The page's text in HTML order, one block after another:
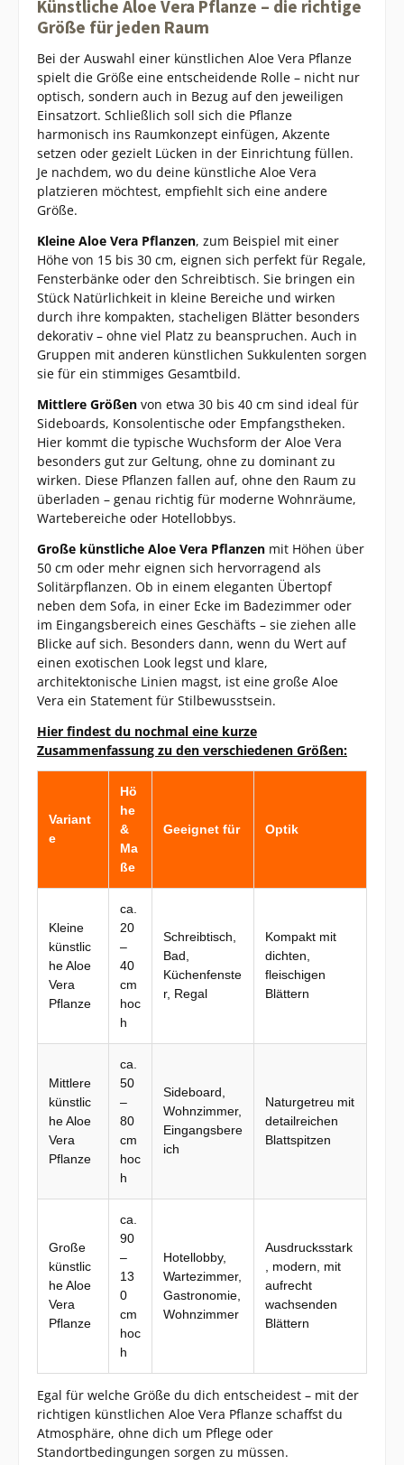
Künstliche Aloe Vera Pflanze – die richtige
Größe für jeden Raum
Bei der Auswahl einer künstlichen Aloe Vera Pflanze
spielt die Größe eine entscheidende Rolle – nicht nur
optisch, sondern auch in Bezug auf den jeweiligen
Einsatzort. Schließlich soll sich die Pflanze
harmonisch ins Raumkonzept einfügen, Akzente
setzen oder gezielt Lücken in der Einrichtung füllen.
Je nachdem, wo du deine künstliche Aloe Vera
platzieren möchtest, empfiehlt sich eine andere
Größe.
Kleine Aloe Vera Pflanzen, zum Beispiel mit einer
Höhe von 15 bis 30 cm, eignen sich perfekt für Regale,
Fensterbänke oder den Schreibtisch. Sie bringen ein
Stück Natürlichkeit in kleine Bereiche und wirken
durch ihre kompakten, stacheligen Blätter besonders
dekorativ – ohne viel Platz zu beanspruchen. Auch in
Gruppen mit anderen künstlichen Sukkulenten sorgen
sie für ein stimmiges Gesamtbild.
Mittlere Größen von etwa 30 bis 40 cm sind ideal für
Sideboards, Konsolentische oder Empfangstheken.
Hier kommt die typische Wuchsform der Aloe Vera
besonders gut zur Geltung, ohne zu dominant zu
wirken. Diese Pflanzen fallen auf, ohne den Raum zu
überladen – genau richtig für moderne Wohnräume,
Wartebereiche oder Hotellobbys.
Große künstliche Aloe Vera Pflanzen mit Höhen über
50 cm oder mehr eignen sich hervorragend als
Solitärpflanzen. Ob in einem eleganten Übertopf
neben dem Sofa, in einer Ecke im Badezimmer oder
im Eingangsbereich eines Geschäfts – sie ziehen alle
Blicke auf sich. Besonders dann, wenn du Wert auf
einen exotischen Look legst und klare,
architektonische Linien magst, ist eine große Aloe
Vera ein Statement für Stilbewusstsein.
Hier findest du nochmal eine kurze
Zusammenfassung zu den verschiedenen Größen:
Variant
e
Hö
he
&
Ma
ße
Geeignet für Optik
Kleine
künstlic
he Aloe
Vera
Pflanze
ca.
20
–
40
cm
hoc
h
Schreibtisch,
Bad,
Küchenfenste
r, Regal
Kompakt mit
dichten,
fleischigen
Blättern
Mittlere
künstlic
he Aloe
Vera
Pflanze
ca.
50
–
80
cm
hoc
h
Sideboard,
Wohnzimmer,
Eingangsbere
ich
Naturgetreu mit
detailreichen
Blattspitzen
Große
künstlic
he Aloe
Vera
Pflanze
ca.
90
–
13
0
cm
hoc
h
Hotellobby,
Wartezimmer,
Gastronomie,
Wohnzimmer
Ausdrucksstark
, modern, mit
aufrecht
wachsenden
Blättern
Egal für welche Größe du dich entscheidest – mit der
richtigen künstlichen Aloe Vera Pflanze schaffst du
Atmosphäre, ohne dich um Pflege oder
Standortbedingungen sorgen zu müssen.